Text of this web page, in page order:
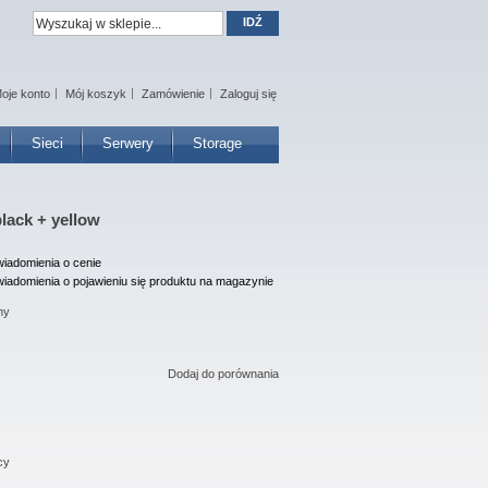
Sieci Serwery Storage
konto Mój koszyk Zamówienie Zaloguj się
IDŹ
+ yellow
o cenie
o pojawieniu się produktu na magazynie
Dodaj do porównania